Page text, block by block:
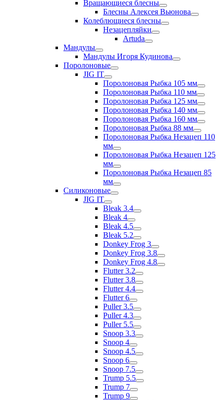
Вращающиеся блесны
Блесны Алексея Вьюнова
Колеблющиеся блесны
Незацепляйки
Artuda
Мандулы
Мандулы Игоря Кудинова
Поролоновые
JIG IT
Поролоновая Рыбка 105 мм
Поролоновая Рыбка 110 мм
Поролоновая Рыбка 125 мм
Поролоновая Рыбка 140 мм
Поролоновая Рыбка 160 мм
Поролоновая Рыбка 88 мм
Поролоновая Рыбка Незацеп 110
мм
Поролоновая Рыбка Незацеп 125
мм
Поролоновая Рыбка Незацеп 85
мм
Силиконовые
JIG IT
Bleak 3.4
Bleak 4
Bleak 4.5
Bleak 5.2
Donkey Frog 3
Donkey Frog 3.8
Donkey Frog 4.8
Flutter 3.2
Flutter 3.8
Flutter 4.4
Flutter 6
Puller 3.5
Puller 4.3
Puller 5.5
Snoop 3.3
Snoop 4
Snoop 4.5
Snoop 6
Snoop 7.5
Trump 5.5
Trump 7
Trump 9